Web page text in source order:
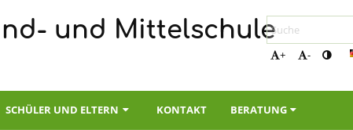
und Mittelschule
+ -
SCHÜLER UND ELTERN KONTAKT BERATUNG